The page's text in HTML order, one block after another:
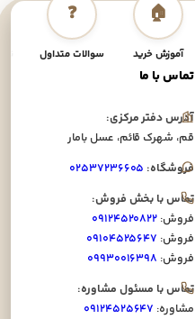
🏠
آموزش خرید
❓
سوالات متداول
تماس با ما
آدرس دفتر مرکزی:
قم، شهرک قائم، عسل بامار
فروشگاه: ۰۲۵۳۷۲۳۶۶۰۵
تماس با بخش فروش:
فروش: ۰۹۱۲۴۵۲۰۸۲۲
فروش: ۰۹۱۰۴۵۲۵۶۴۷
فروش: ۰۹۹۳۰۰۱۶۳۹۸
تماس با مسئول مشاوره:
مشاوره: ۰۹۱۲۴۵۲۵۶۴۷